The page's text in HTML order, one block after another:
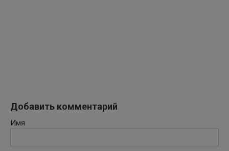
Добавить комментарий
Имя